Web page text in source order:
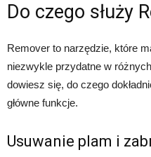
Do czego służy
Remover to narzędzie, które
niezwykle przydatne w
dowiesz się, do czego
główne funkcje.
Usuwanie plam i